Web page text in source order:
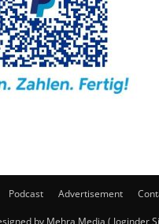
Podcast Advertisement
by Mehra Media ( Joginder